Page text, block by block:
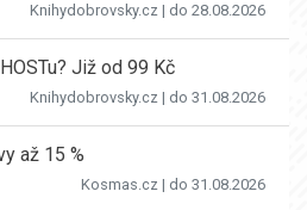
Knihydobrovsky.cz | do 28.08.2026
Již od 99 Kč
Knihydobrovsky.cz | do 31.08.2026
až 15 %
Kosmas.cz | do 31.08.2026